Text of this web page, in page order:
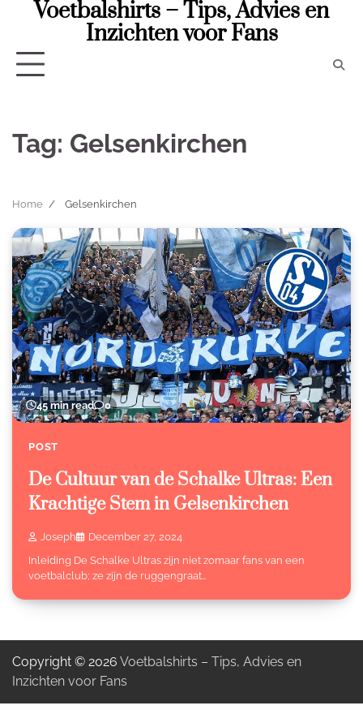
Voetbalshirts – Tips, Advies en
Inzichten voor Fans
Tag: Gelsenkirchen
Home Gelsenkirchen
45 min read 0
POST
De Cultuur van de Schalke Ultras: Een
Krachtige Stem in Gelsenkirchen
Joseph
December 27, 2024
Inleiding De Schalke Ultras zijn niet zomaar fans van een
voetbalclub; ze zijn de ruggengraat…
Copyright © 2026 Voetbalshirts – Tips, Advies en
Inzichten voor Fans